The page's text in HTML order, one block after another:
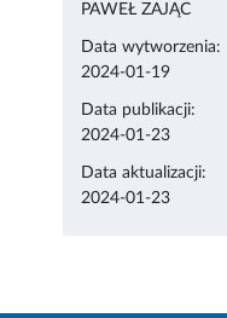
PAWEŁ ZAJĄC
Data wytworzenia:
2024-01-19
Data publikacji:
2024-01-23
Data aktualizacji:
2024-01-23